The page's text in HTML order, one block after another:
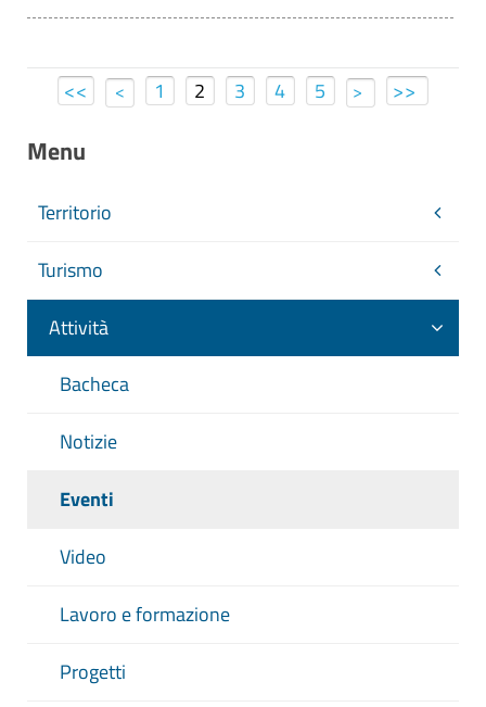
<< < 1 2 3 4 5 > >>
Menu
Territorio
Turismo
Attività
Bacheca
Notizie
Eventi
Video
Lavoro e formazione
Progetti